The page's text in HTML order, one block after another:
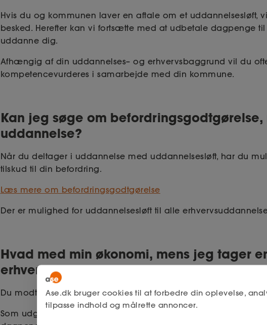
Hvis du og kommunen laver en aftale om et uddannelsesløft,
besked. Herefter kan vi fortsætte med at udbetale dagpenge
uddanne dig.
Afhængig af din uddannelses– og erhvervsbaggrund vil du
kompetencevurderes i samarbejde med din kommune.
Kan jeg søge om
uddannelse?
Når du deltager i uddannelse med uddannelsesløft, har du
tilskud til din befordring.
Læs mere om befordringsgodtgørelse
Der er mulighed for uddannelsesløft til alle
Hvad med min økonomi, mens jeg tager
erhvervsuddannelse?
Du modtager dagpenge, mens du deltager i det aftalte
Som udgangspunkt får du udbetalt dagpenge med en sats,
Ase.dk bruger cookies til at forbedre din oplevelse,
tilpasse indhold og målrette annoncer.